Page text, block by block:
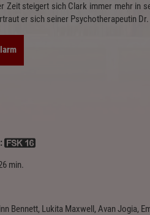
Zeit steigert sich Clark immer mehr in
er sich seiner Psychotherapeutin
min.
Bennett, Lukita Maxwell, Avan